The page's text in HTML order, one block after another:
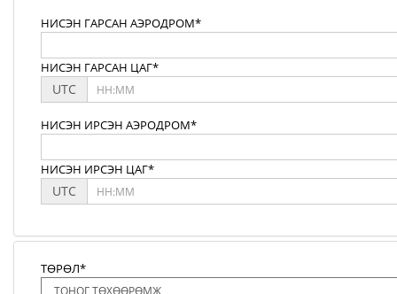
НИСЭН ГАРСАН АЭРОДРОМ*
НИСЭН ГАРСАН ЦАГ*
UTC
НИСЭН ИРСЭН АЭРОДРОМ*
НИСЭН ИРСЭН ЦАГ*
UTC
ТӨРӨЛ*